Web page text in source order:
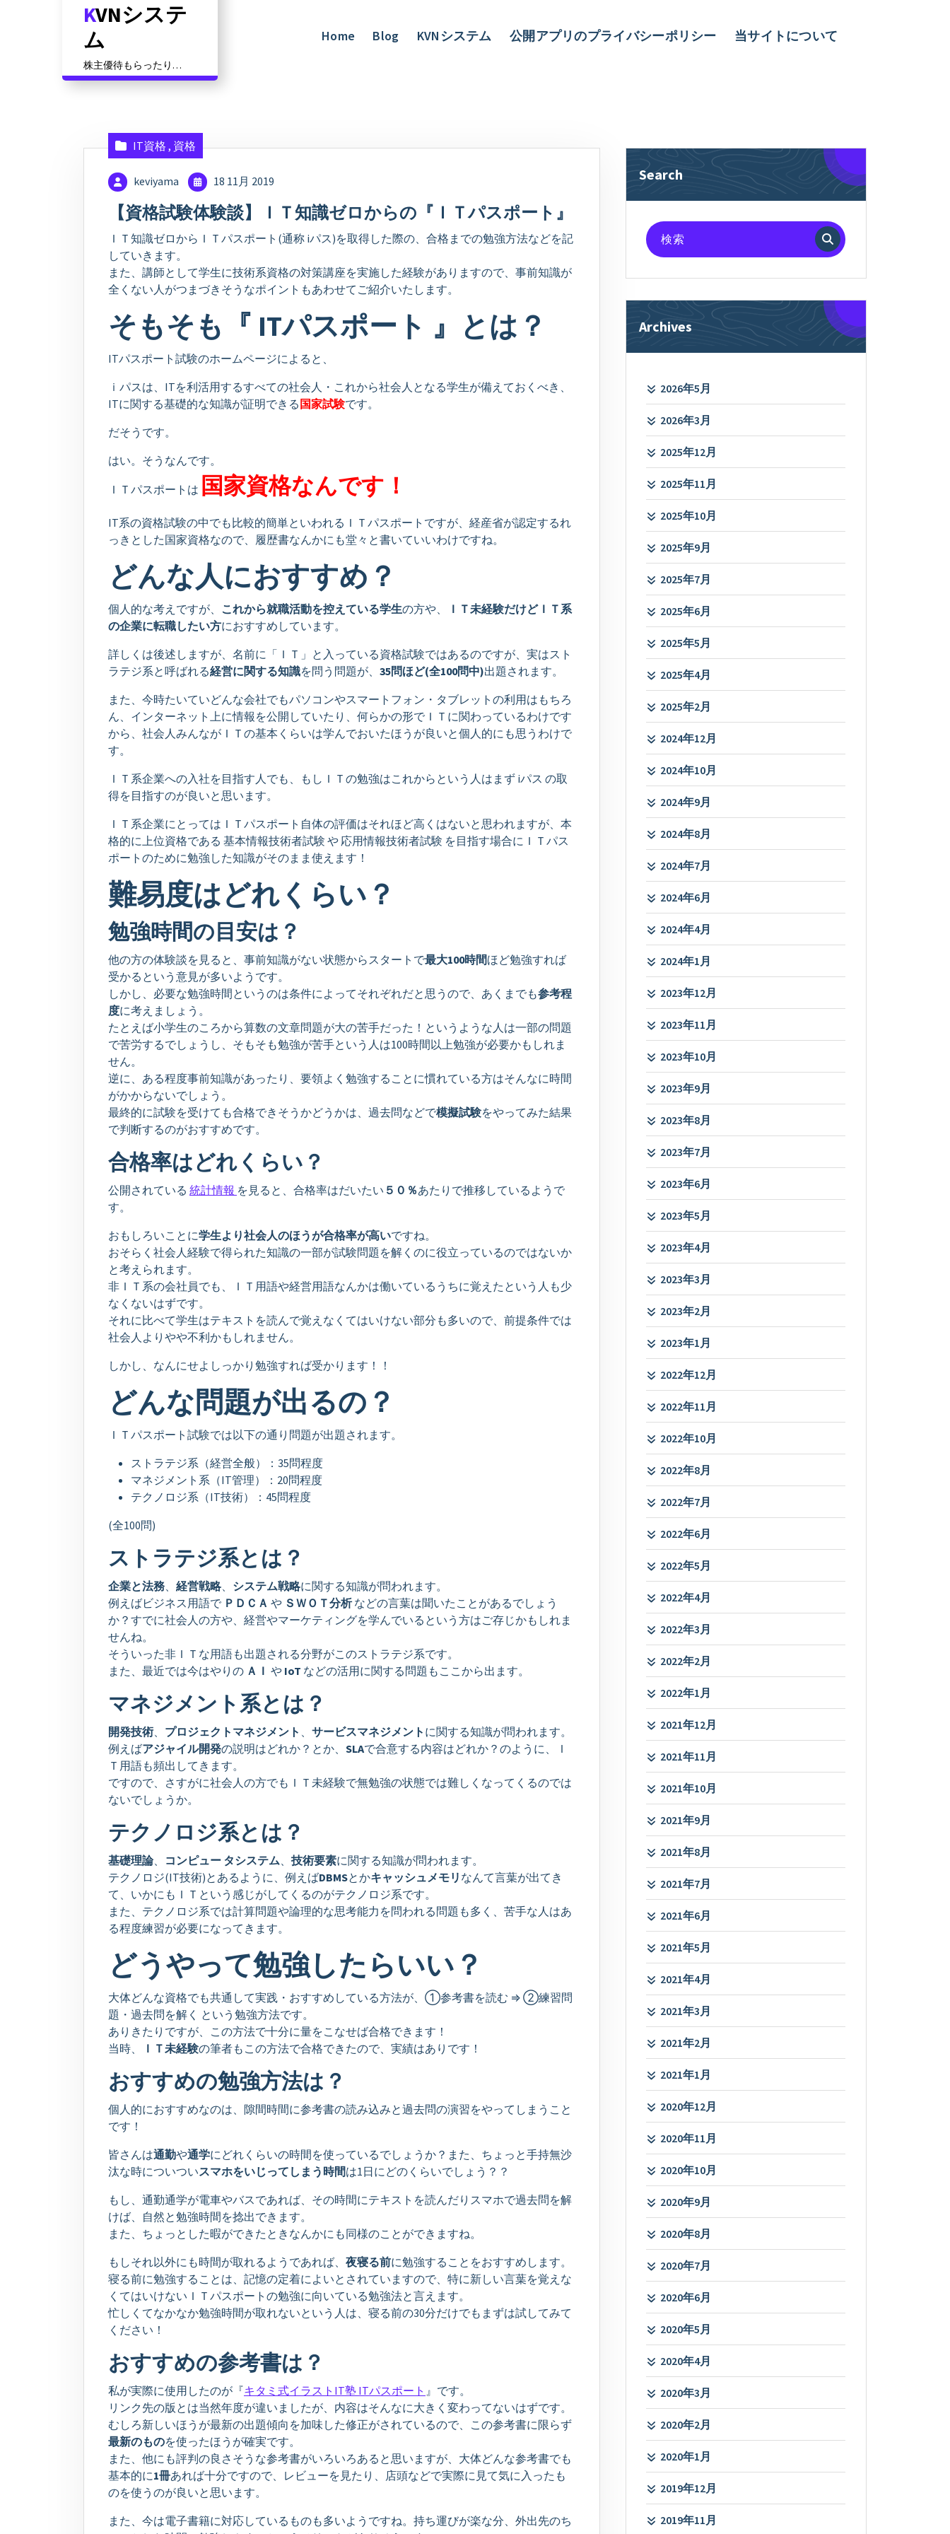
KVNシステ
ム
株主優待もらったり資
格対策だったりその他
Home Blog KVNシステム 公開アプリのプライバシーポリシー 当サイトについて
IT資格 , 資格
keviyama 18 11月 2019
【資格試験体験談】ＩＴ知識ゼロからの『ＩＴパスポート』
ＩＴ知識ゼロからＩＴパスポート(通称 iパス)を取得した際の、合格までの勉強方法などを記
していきます。
また、講師として学生に技術系資格の対策講座を実施した経験がありますので、事前知識が
全くない人がつまづきそうなポイントもあわせてご紹介いたします。
そもそも『 ITパスポート 』とは？
ITパスポート試験のホームページによると、
ｉパスは、ITを利活用するすべての社会人・これから社会人となる学生が備えておくべき、
ITに関する基礎的な知識が証明できる 国家試験です。
だそうです。
はい。そうなんです。
ＩＴパスポートは 国家資格なんです！
IT系の資格試験の中でも比較的簡単といわれるＩＴパスポートですが、経産省が認定するれ
っきとした国家資格なので、履歴書なんかにも堂々と書いていいわけですね。
どんな人におすすめ？
個人的な考えですが、 これから就職活動を控えている学生の方や、
ＩＴ未経験だけどＩＴ系
の企業に転職したい方におすすめしています。
詳しくは後述しますが、名前に「ＩＴ」と入っている資格試験ではあるのですが、実はスト
ラテジ系と呼ばれる経営に関する知識を問う問題が、 35問ほど(全100問中)出題されます。
また、今時たいていどんな会社でもパソコンやスマートフォン・タブレットの利用はもちろ
ん、インターネット上に情報を公開していたり、何らかの形でＩＴに関わっているわけです
から、社会人みんながＩＴの基本くらいは学んでおいたほうが良いと個人的にも思うわけで
す。
ＩＴ系企業への入社を目指す人でも、もしＩＴの勉強はこれからという人はまず iパス の取
得を目指すのが良いと思います。
ＩＴ系企業にとってはＩＴパスポート自体の評価はそれほど高くはないと思われますが、本
格的に上位資格である 基本情報技術者試験 や 応用情報技術者試験 を目指す場合にＩＴパス
ポートのために勉強した知識がそのまま使えます！
難易度はどれくらい？
勉強時間の目安は？
他の方の体験談を見ると、事前知識がない状態からスタートで最大100時間ほど勉強すれば
受かるという意見が多いようです。
しかし、必要な勉強時間というのは条件によってそれぞれだと思うので、あくまでも参考程
度に考えましょう。
たとえば小学生のころから算数の文章問題が大の苦手だった！というような人は一部の問題
で苦労するでしょうし、そもそも勉強が苦手という人は100時間以上勉強が必要かもしれま
せん。
逆に、ある程度事前知識があったり、要領よく勉強することに慣れている方はそんなに時間
がかからないでしょう。
最終的に試験を受けても合格できそうかどうかは、過去問などで模擬試験をやってみた結果
で判断するのがおすすめです。
合格率はどれくらい？
公開されている 統計情報 を見ると、合格率はだいたい ５０％あたりで推移しているようで
す。
おもしろいことに学生より社会人のほうが合格率が高いですね。
おそらく社会人経験で得られた知識の一部が試験問題を解くのに役立っているのではないか
と考えられます。
非ＩＴ系の会社員でも、ＩＴ用語や経営用語なんかは働いているうちに覚えたという人も少
なくないはずです。
それに比べて学生はテキストを読んで覚えなくてはいけない部分も多いので、前提条件では
社会人よりやや不利かもしれません。
しかし、なんにせよしっかり勉強すれば受かります！！
どんな問題が出るの？
ＩＴパスポート試験では以下の通り問題が出題されます。
ストラテジ系（経営全般）：35問程度
マネジメント系（IT管理）：20問程度
テクノロジ系（IT技術）：45問程度
(全100問)
ストラテジ系とは？
企業と法務、 経営戦略、 システム戦略に関する知識が問われます。
例えばビジネス用語で ＰＤＣＡ や ＳＷＯＴ分析などの言葉は聞いたことがあるでしょう
か？すでに社会人の方や、経営やマーケティングを学んでいるという方はご存じかもしれま
せんね。
そういった非ＩＴな用語も出題される分野がこのストラテジ系です。
また、最近では今はやりの ＡＩ や IoT などの活用に関する問題もここから出ます。
マネジメント系とは？
開発技術、 プロジェクトマネジメント 、 サービスマネジメント に関する知識が問われます。
例えばアジャイル開発の説明はどれか？とか、 SLAで合意する内容はどれか？のように、Ｉ
Ｔ用語も頻出してきます。
ですので、さすがに社会人の方でもＩＴ未経験で無勉強の状態では難しくなってくるのでは
ないでしょうか。
テクノロジ系とは？
基礎理論、 コンピュー タシステム、 技術要素に関する知識が問われます。
テクノロジ(IT技術)とあるように、例えばDBMSとかキャッシュメモリ なんて言葉が出てき
て、いかにもＩＴという感じがしてくるのがテクノロジ系です。
また、テクノロジ系では計算問題や論理的な思考能力を問われる問題も多く、苦手な人はあ
る程度練習が必要になってきます。
どうやって勉強したらいい？
大体どんな資格でも共通して実践・おすすめしている方法が、①参考書を読む ⇒ ②練習問
題・過去問を解く という勉強方法です。
ありきたりですが、この方法で十分に量をこなせば合格できます！
当時、
ＩＴ未経験の筆者もこの方法で合格できたので、実績はありです！
おすすめの勉強方法は？
個人的におすすめなのは、隙間時間に参考書の読み込みと過去問の演習をやってしまうこと
です！
皆さんは通勤や通学にどれくらいの時間を使っているでしょうか？また、ちょっと手持無沙
汰な時についついスマホをいじってしまう時間は1日にどのくらいでしょう？？
もし、通勤通学が電車やバスであれば、その時間にテキストを読んだりスマホで過去問を解
けば、自然と勉強時間を捻出できます。
また、ちょっとした暇ができたときなんかにも同様のことができますね。
もしそれ以外にも時間が取れるようであれば、 夜寝る前に勉強することをおすすめします。
寝る前に勉強することは、記憶の定着によいとされていますので、特に新しい言葉を覚えな
くてはいけないＩＴパスポートの勉強に向いている勉強法と言えます。
忙しくてなかなか勉強時間が取れないという人は、寝る前の30分だけでもまずは試してみて
ください！
おすすめの参考書は？
私が実際に使用したのが『キタミ式イラストIT塾 ITパスポート 』です。
リンク先の版とは当然年度が違いましたが、内容はそんなに大きく変わってないはずです。
むしろ新しいほうが最新の出題傾向を加味した修正がされているので、この参考書に限らず
最新のものを使ったほうが確実です。
また、他にも評判の良さそうな参考書がいろいろあると思いますが、大体どんな参考書でも
基本的に1冊あれば十分ですので、レビューを見たり、店頭などで実際に見て気に入ったも
のを使うのが良いと思います。
また、今は電子書籍に対応しているものも多いようですね。持ち運びが楽な分、外出先のち
Search
検
索
象:
Archives
2026年5月
2026年3月
2025年12月
2025年11月
2025年10月
2025年9月
2025年7月
2025年6月
2025年5月
2025年4月
2025年2月
2024年12月
2024年10月
2024年9月
2024年8月
2024年7月
2024年6月
2024年4月
2024年1月
2023年12月
2023年11月
2023年10月
2023年9月
2023年8月
2023年7月
2023年6月
2023年5月
2023年4月
2023年3月
2023年2月
2023年1月
2022年12月
2022年11月
2022年10月
2022年8月
2022年7月
2022年6月
2022年5月
2022年4月
2022年3月
2022年2月
2022年1月
2021年12月
2021年11月
2021年10月
2021年9月
2021年8月
2021年7月
2021年6月
2021年5月
2021年4月
2021年3月
2021年2月
2021年1月
2020年12月
2020年11月
2020年10月
2020年9月
2020年8月
2020年7月
2020年6月
2020年5月
2020年4月
2020年3月
2020年2月
2020年1月
2019年12月
2019年11月